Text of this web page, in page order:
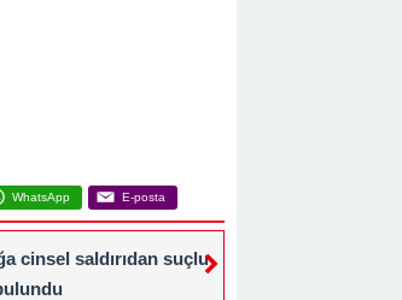
WhatsApp E-posta
cinsel saldırıdan suçlu